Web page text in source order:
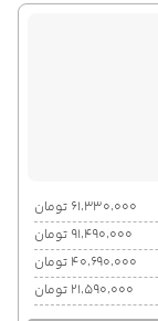
۶۱٬۳۳۰٬۰۰۰ تومان
۹۱٬۴۹۰٬۰۰۰ تومان
۴۰٬۶۹۰٬۰۰۰ تومان
۲۱٬۵۹۰٬۰۰۰ تومان